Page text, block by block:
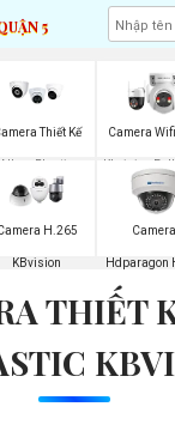
5
Thiết Kế
Nhựa Plastic
Kbvision
Camera
Kbvision Full
H.265
KBvision
Camera
Hdparagon
THIẾT